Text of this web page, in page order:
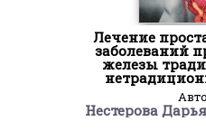
Лечение
заболеваний
железы
Нестерова